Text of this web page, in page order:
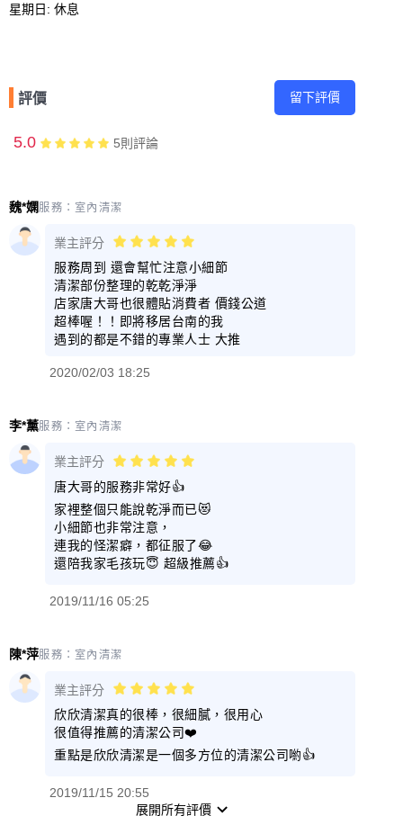
評價 留下評價
5.0 5則評論
魏*嫻服務： 室內清潔
業主評分
服務周到 還會幫忙注意小細節
清潔部份整理的乾乾淨淨
店家唐大哥也很體貼消費者 價錢公道
超棒喔！！即將移居台南的我
遇到的都是不錯的專業人士 大推
2020/02/03 18:25
李*薰服務： 室內清潔
業主評分
唐大哥的服務非常好👍
家裡整個只能說乾淨而已😻
小細節也非常注意，
連我的怪潔癖，都征服了😂
還陪我家毛孩玩😇 超級推薦👍
2019/11/16 05:25
陳*萍服務： 室內清潔
業主評分
欣欣清潔真的很棒，很細膩，很用心
很值得推薦的清潔公司❤️
重點是欣欣清潔是一個多方位的清潔公司喲👍
2019/11/15 20:55
展開所有評價